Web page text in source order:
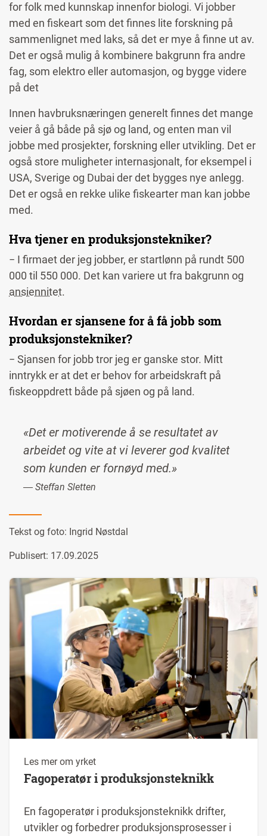
Tekst og foto: Ingrid Nøstdal
Publisert: 17.09.2025
«Det er motiverende å se resultatet av
arbeidet og vite at vi leverer god kvalitet
som kunden er fornøyd med.»
― Steffan Sletten
for folk med kunnskap innenfor biologi. Vi jobber
med en fiskeart som det finnes lite forskning på
sammenlignet med laks, så det er mye å finne ut av.
Det er også mulig å kombinere bakgrunn fra andre
fag, som elektro eller automasjon, og bygge videre
på det
Innen havbruksnæringen generelt finnes det mange
veier å gå både på sjø og land, og enten man vil
jobbe med prosjekter, forskning eller utvikling. Det er
også store muligheter internasjonalt, for eksempel i
USA, Sverige og Dubai der det bygges nye anlegg.
Det er også en rekke ulike fiskearter man kan jobbe
med.
Hva tjener en produksjonstekniker?
− I firmaet der jeg jobber, er startlønn på rundt 500
000 til 550 000. Det kan variere ut fra bakgrunn og
ansiennitet.
Hvordan er sjansene for å få jobb som
produksjonstekniker?
− Sjansen for jobb tror jeg er ganske stor. Mitt
inntrykk er at det er behov for arbeidskraft på
fiskeoppdrett både på sjøen og på land.
Les mer om yrket
Fagoperatør i produksjonsteknikk
En fagoperatør i produksjonsteknikk drifter,
utvikler og forbedrer produksjonsprosesser i